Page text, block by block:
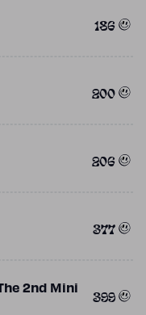
186
200
206
377
2nd Mini
399